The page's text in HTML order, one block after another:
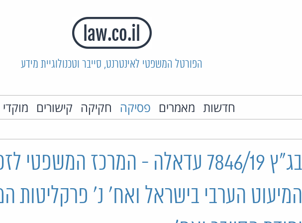
הפורטל המשפטי לאינטרנט, סייבר וטכנולוגיית מידע
חדשות מאמרים פסיקה חקיקה קישורים
בג"ץ 7846/19 עדאלה - המרכז המשפטי
המיעוט הערבי בישראל ואח' נ' פרקליטות